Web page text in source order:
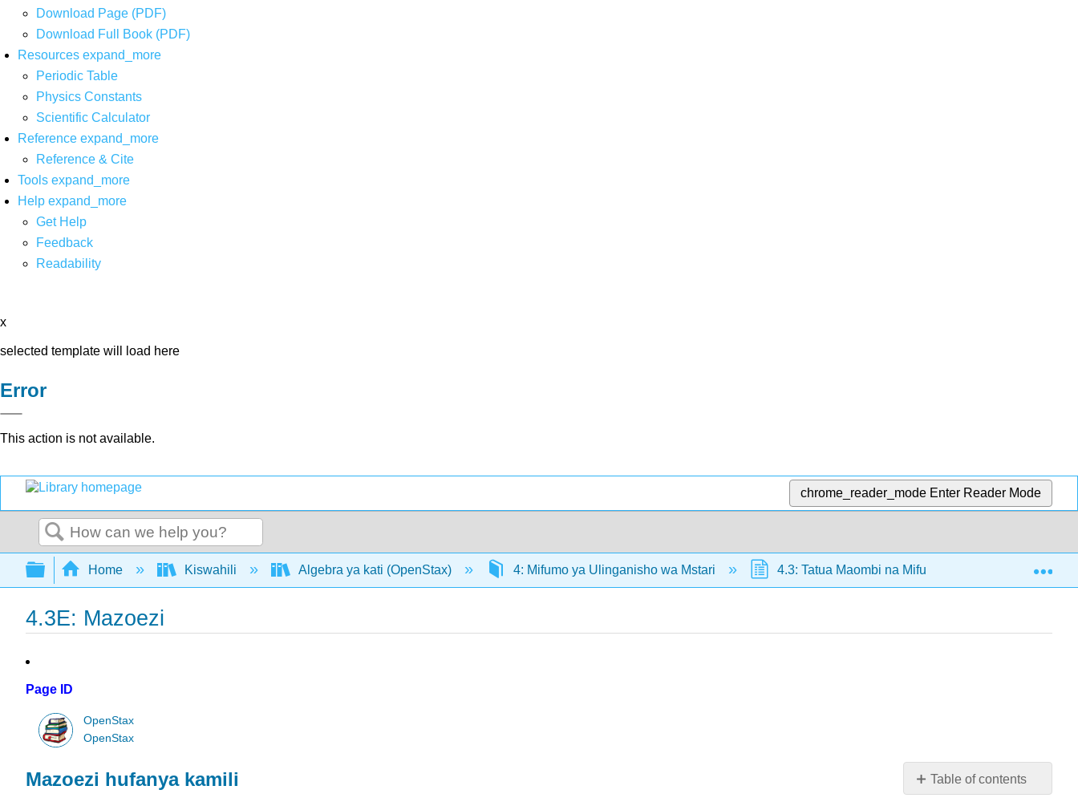
Download Page (PDF)
Download Full Book (PDF)
Resources expand_more
Periodic Table
Physics Constants
Scientific Calculator
Reference expand_more
Reference & Cite
Tools expand_more
Help expand_more
Get Help
Feedback
Readability
x
selected template will load here
Error
This action is not available.
chrome_reader_mode Enter Reader Mode
Search
Expand/collapse global hierarchy
Home Kiswahili Algebra ya kati (OpenStax) 4: Mifumo ya Ulinganisho wa Mstari 4.3: Tatua Maombi na Mifumo ya Equations
4.3E: Mazoezi
Page ID
OpenStax
OpenStax
Table of contents
Mazoezi hufanya kamili